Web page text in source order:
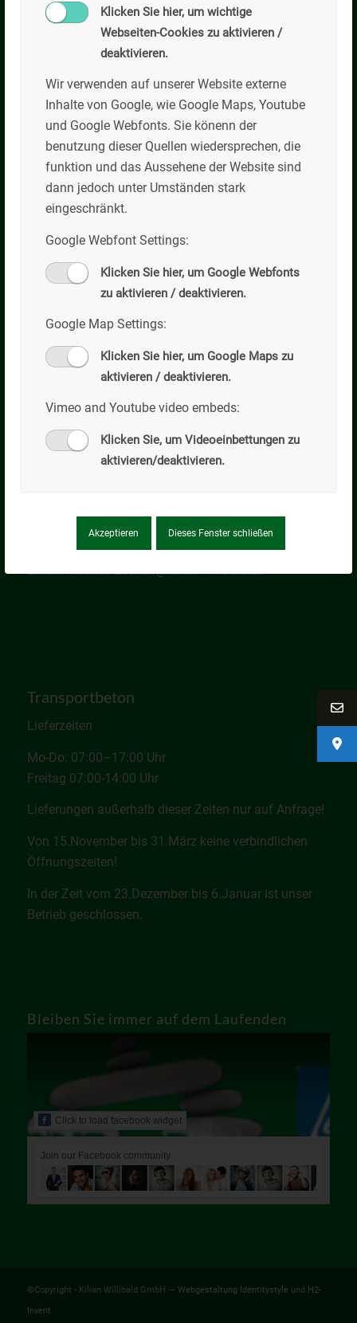
Klicken Sie hier, um wichtige
Webseiten-Cookies zu aktivieren /
deaktivieren.
Wir verwenden auf unserer Website externe
Inhalte von Google, wie Google Maps, Youtube
und Google Webfonts. Sie könenn der
benutzung dieser Quellen wiedersprechen, die
funktion und das Aussehene der Website sind
dann jedoch unter Umständen stark
eingeschränkt.
Google Webfont Settings:
Klicken Sie hier, um Google Webfonts
zu aktivieren / deaktivieren.
Google Map Settings:
Klicken Sie hier, um Google Maps zu
aktivieren / deaktivieren.
Vimeo and Youtube video embeds:
Klicken Sie, um Videoeinbettungen zu
aktivieren/deaktivieren.
Akzeptieren Dieses Fenster schließen
Schlegldorf 75
83661 Lenggries
Tel: +49 (0)8042/5055-0
Fax: +49 (0)8042/4466
Email: info@kilian-willibald.de
Öffnungszeiten
Mo-Do: 07:00-17:00
Fr: 07:00-15:00
weitere Termine auf Anfrage
Transportbeton – Betonpumpen – Dienstleistungen
Tölzer Straße 25
83674 Gaißach
Tel: +49 (0)8041/79437-0
Mathias Zacherl (Betriebsleiter)
Email:mathias.zacherl@kilian-willibald.de
Transportbeton
Lieferzeiten
Mo-Do: 07:00–17:00 Uhr
Freitag 07:00-14:00 Uhr
Lieferungen außerhalb dieser Zeiten nur auf Anfrage!
Von 15.November bis 31.März keine verbindlichen
Öffnungszeiten!
In der Zeit vom 23.Dezember bis 6.Januar ist unser
Betrieb geschlossen.
Bleiben Sie immer auf dem Laufenden
Click to load facebook widget
Join our Facebook community
©Copyright - Kilian Willibald GmbH ---Webgestaltung Identitystyle und H2-
Invent